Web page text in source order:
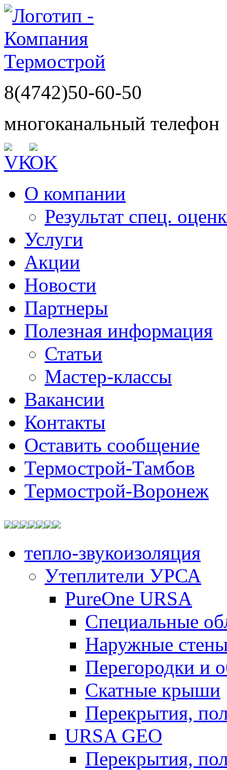
8(4742)50-60-50
многоканальный телефон
О компании
Результат спец.
Услуги
Акции
Новости
Партнеры
Полезная информация
Статьи
Мастер-классы
Вакансии
Контакты
Оставить сообщение
Термострой-Тамбов
Термострой-Воронеж
тепло-звукоизоляция
Утеплители УРСА
PureOne URSA
Специальные
Наружные
Перегородки и
Скатные крыши
Перекрытия,
URSA GEO
Перекрытия,